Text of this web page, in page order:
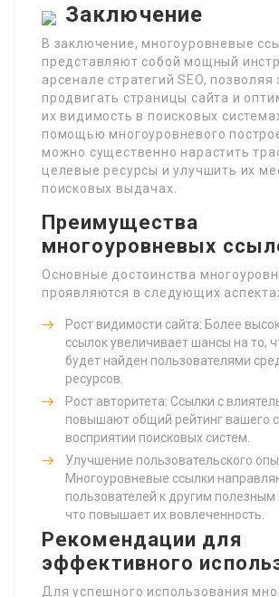
Заключение
В заключение, многоуровневые
представляют собой мощный
арсенале стратегий SEO,
продвигать страницы сайта и
их видимость в поисковых
помощью многоуровневого
можно существенно нарастить
целевые ресурсы и улучшить их
поисковых выдачах.
Преимущества
многоуровневых
Основные достоинства
проявляются в следующих
Рост видимости сайта: Более
ссылок увеличивает шансы на то,
будет найден пользователями
ресурсов.
Рост авторитета: Ссылки с
повышают общий рейтинг вашего
восприятии поисковых систем.
Улучшение пользовательского
Многоуровневые ссылки
пользователей к другим
что повышает их вовлеченность.
Рекомендации для
эффективного
Для успешного использования